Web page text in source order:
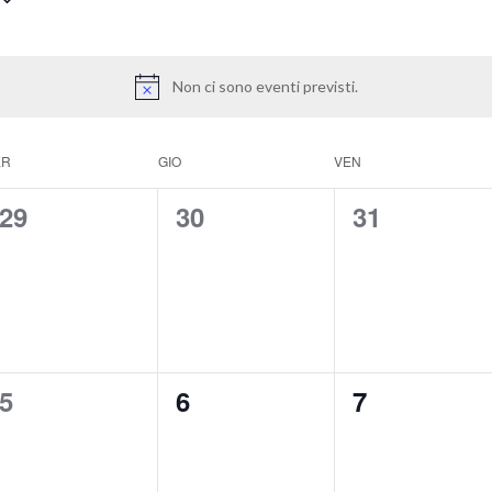
Non ci sono eventi previsti.
GIO VEN
0
29
0
30
0
31
0
5
0
6
0
7